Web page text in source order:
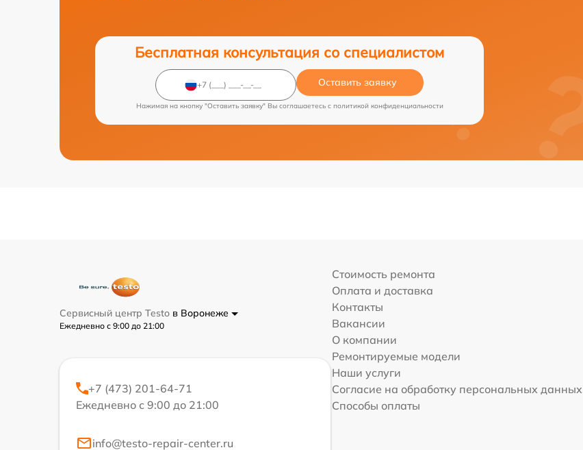
Бесплатная консультация со специалистом
Оставить заявку
Нажимая на кнопку "Оставить заявку" Вы соглашаетесь c политикой конфиденциальности
Сервисный центр Testo в Воронеже
Ежедневно с 9:00 до 21:00
+7 (473) 201-64-71
Ежедневно с 9:00 до 21:00
info@testo-repair-center.ru
Стоимость ремонта
Оплата и доставка
Контакты
Вакансии
О компании
Ремонтируемые модели
Наши услуги
Согласие на обработку персональных данных
Способы оплаты